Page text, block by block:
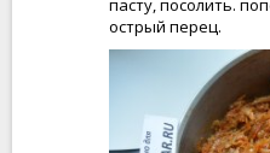
пасту, посолить.
острый перец.